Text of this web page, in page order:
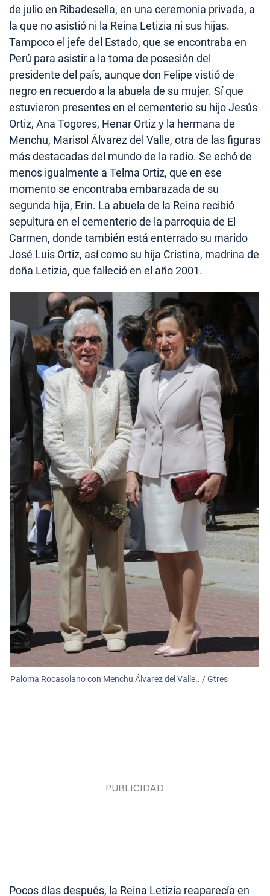
de julio en Ribadesella, en una ceremonia privada, a
la que no asistió ni la Reina Letizia ni sus hijas.
Tampoco el jefe del Estado, que se encontraba en
Perú para asistir a la toma de posesión del
presidente del país, aunque don Felipe vistió de
negro en recuerdo a la abuela de su mujer. Sí que
estuvieron presentes en el cementerio su hijo Jesús
Ortiz, Ana Togores, Henar Ortiz y la hermana de
Menchu, Marisol Álvarez del Valle, otra de las figuras
más destacadas del mundo de la radio. Se echó de
menos igualmente a Telma Ortiz, que en ese
momento se encontraba embarazada de su
segunda hija, Erin. La abuela de la Reina recibió
sepultura en el cementerio de la parroquia de El
Carmen, donde también está enterrado su marido
José Luis Ortiz, así como su hija Cristina, madrina de
doña Letizia, que falleció en el año 2001.
Paloma Rocasolano con Menchu Álvarez del Valle.. / Gtres
Pocos días después, la Reina Letizia reaparecía en